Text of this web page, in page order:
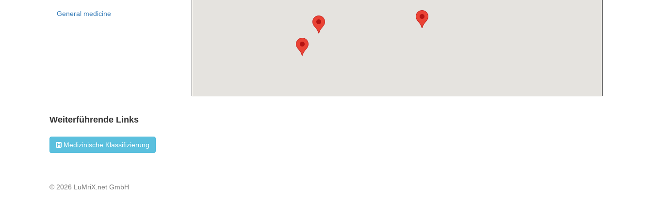
General medicine
Weiterführende Links
Medizinische Klassifizierung
© 2026 LuMriX.net GmbH